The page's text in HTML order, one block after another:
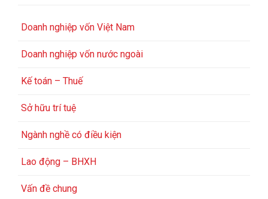
Doanh nghiệp vốn Việt Nam
Doanh nghiệp vốn nước ngoài
Kế toán – Thuế
Sở hữu trí tuệ
Ngành nghề có điều kiện
Lao động – BHXH
Vấn đề chung